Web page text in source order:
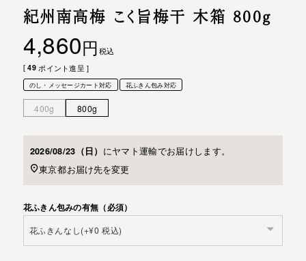
紀州南高梅 こく旨梅干 木箱 800g
4,860
税込
[ 49 ポイント進呈 ]
のし・メッセージカート対応 花ふきん包み対応
400g 800g
2026/08/23（日） にヤマト運輸でお届けします。
東京都お届け先を変更
花ふきん包みの有無（必須）